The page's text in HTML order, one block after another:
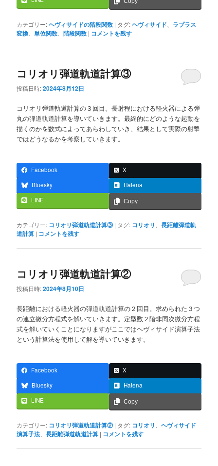
カテゴリー:ヘヴィサイドの階段関数 | タグ:ヘヴィサイド
ラプラス
変換 、単位関数 、階段関数 | コメントを残す
コリオリ弾道軌道計算③
投稿日時:2024年8月12日
コリオリ弾道軌道計算の３回目。長射程における軽火器による弾
丸の弾道軌道計算を導いていきます。最終的にどのような起動を
描くのかを数式によってあらわしていき、結果として実際の射撃
ではどうなるかを考察していきます。
Facebook
X
Bluesky
Hatena
LINE
Copy
カテゴリー: コリオリ弾道軌道計算③ | タグ: コリオリ 、長距離弾道軌
道計算 | コメントを残す
コリオリ弾道軌道計算②
投稿日時:2024年8月10日
長距離における軽火器の弾道軌道計算の２回目。求められた３つ
の連立微分方程式を解いていきます。定型数２階非同次微分方程
式を解いていくことになりますがここではヘヴィサイド演算子法
という計算法を使用して解を導いていきます。
Facebook
X
Bluesky
Hatena
LINE
Copy
カテゴリー: コリオリ弾道軌道計算② | タグ: コリオリ 、ヘヴィサイド
演算子法 、長距離弾道軌道計算 | コメントを残す